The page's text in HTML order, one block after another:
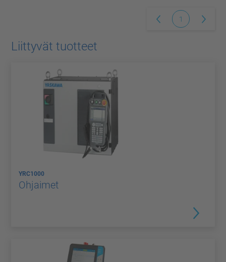
1
Liittyvät tuotteet
YRC1000
Ohjaimet